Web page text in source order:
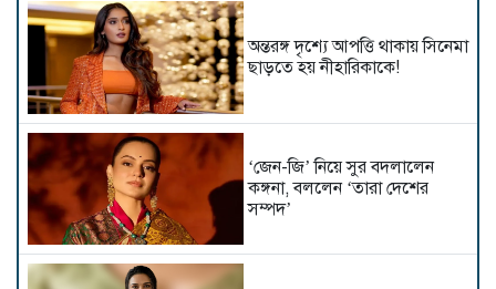
অন্তরঙ্গ দৃশ্যে আপত্তি থাকায় সিনেমা
ছাড়তে হয় নীহারিকাকে!
‘জেন-জি’ নিয়ে সুর বদলালেন
কঙ্গনা, বললেন ‘তারা দেশের
সম্পদ’